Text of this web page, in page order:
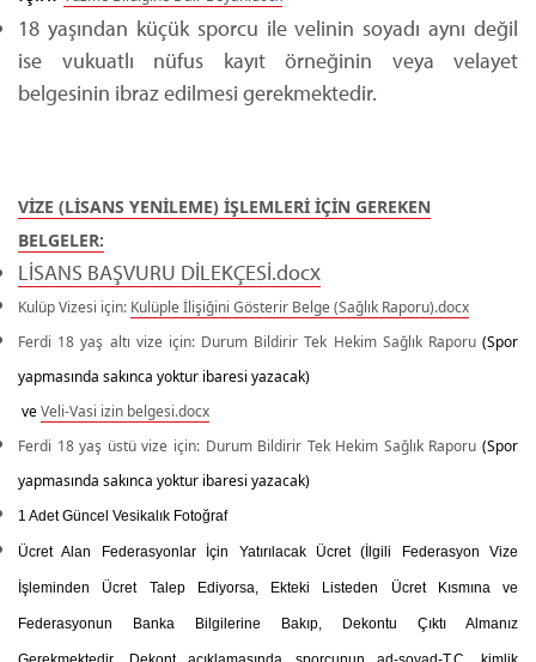
18 yaşından küçük sporcu ile velinin soyadı aynı değil
ise vukuatlı nüfus kayıt örneğinin veya velayet
belgesinin ibraz edilmesi gerekmektedir.
VİZE (LİSANS YENİLEME) İŞLEMLERİ İÇİN GEREKEN
BELGELER:
LİSANS BAŞVURU DİLEKÇESİ.docx
Kulüp Vizesi için: Kulüple İlişiğini Gösterir Belge (Sağlık Raporu).docx
Ferdi 18 yaş altı vize için: Durum Bildirir Tek Hekim Sağlık Raporu (Spor
yapmasında sakınca yoktur ibaresi yazacak)
veVeli-Vasi izin belgesi.docx
Ferdi 18 yaş üstü vize için: Durum Bildirir Tek Hekim Sağlık Raporu (Spor
yapmasında sakınca yoktur ibaresi yazacak)
1 Adet Güncel Vesikalık Fotoğraf
Ücret Alan Federasyonlar İçin Yatırılacak Ücret (İlgili Federasyon Vize
İşleminden Ücret Talep Ediyorsa, Ekteki Listeden Ücret Kısmına ve
Federasyonun Banka Bilgilerine Bakıp, Dekontu Çıktı Almanız